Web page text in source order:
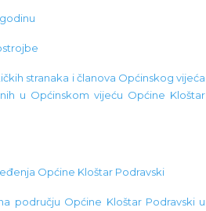
stranaka i članova Općinskog vijeća
u Općinskom vijeću Općine Kloštar
Općine Kloštar Podravski
području Općine Kloštar Podravski u